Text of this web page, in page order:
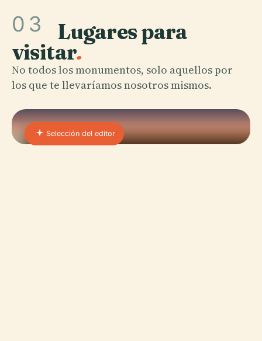
03 Lugares para
visitar.
No todos los monumentos, solo aquellos por
los que te llevaríamos nosotros mismos.
Selección del editor